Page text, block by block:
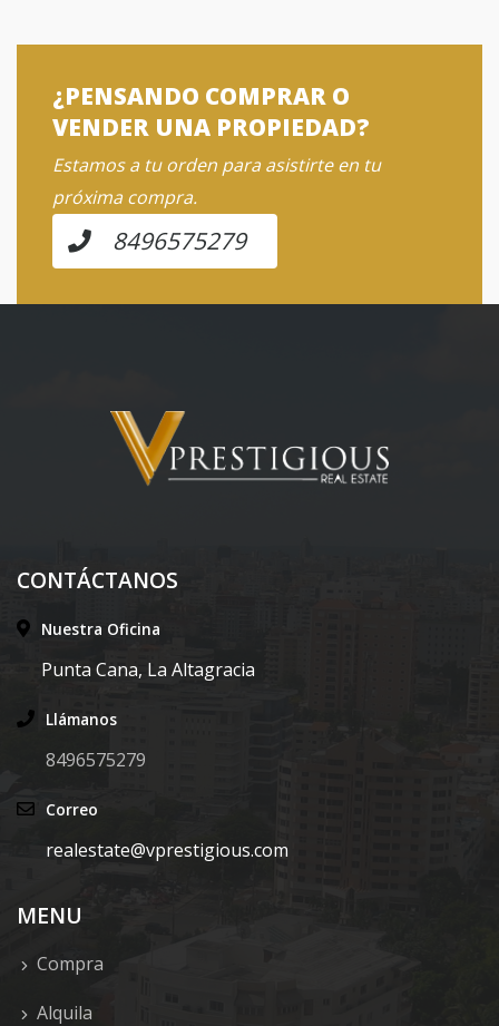
¿PENSANDO COMPRAR O
VENDER UNA PROPIEDAD?
Estamos a tu orden para asistirte en tu
próxima compra.
8496575279
CONTÁCTANOS
Nuestra Oficina
Punta Cana, La Altagracia
Llámanos
8496575279
Correo
realestate@vprestigious.com
MENU
Compra
Alquila